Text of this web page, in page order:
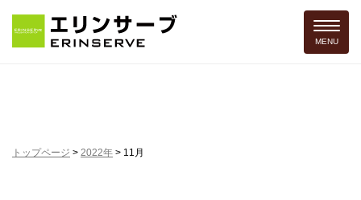
Toggle
MENU
トップページ > 2022年 > 11月